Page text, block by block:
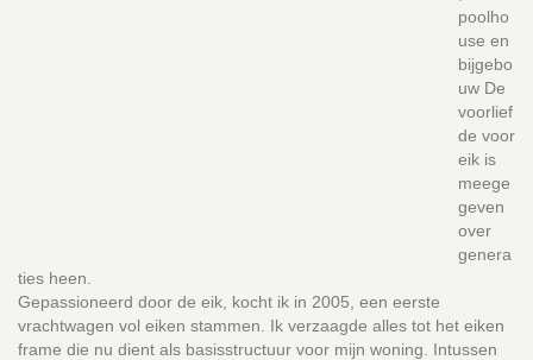
poolho
use en
bijgebo
uw De
voorlief
de voor
eik is
meege
geven
over
genera
ties heen.
Gepassioneerd door de eik, kocht ik in 2005, een eerste
vrachtwagen vol eiken stammen. Ik verzaagde alles tot het eiken
frame die nu dient als basisstructuur voor mijn woning. Intussen